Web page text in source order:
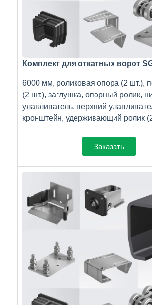
Комплект для откатных ворот
6000 мм, роликовая опора (2 шт.),
(2 шт.), заглушка, опорный ролик,
улавливатель, верхний
кронштейн, удерживающий ролик
Заказать